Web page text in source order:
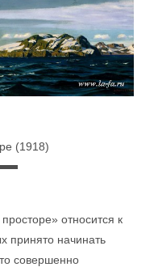
(1918)
относится к
принято начинать
совершенно